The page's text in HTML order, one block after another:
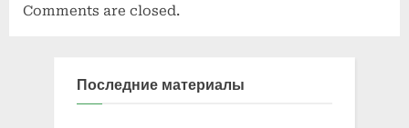
Comments are closed.
Последние материалы